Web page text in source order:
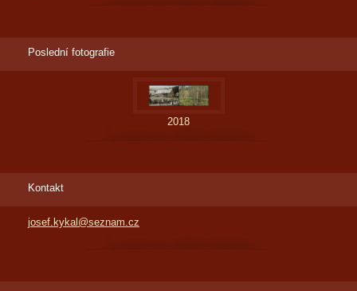
Poslední fotografie
2018
Kontakt
josef.kykal@seznam.cz